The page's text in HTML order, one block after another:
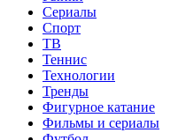
Сериалы
Спорт
ТВ
Теннис
Технологии
Тренды
Фигурное катание
Фильмы и сериалы